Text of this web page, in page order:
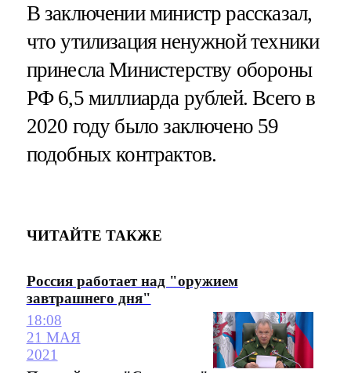
В заключении министр рассказал,
что утилизация ненужной техники
принесла Министерству обороны
РФ 6,5 миллиарда рублей. Всего в
2020 году было заключено 59
подобных контрактов.
ЧИТАЙТЕ ТАКЖЕ
Россия работает над "оружием
завтрашнего дня"
18:08
21 МАЯ
2021